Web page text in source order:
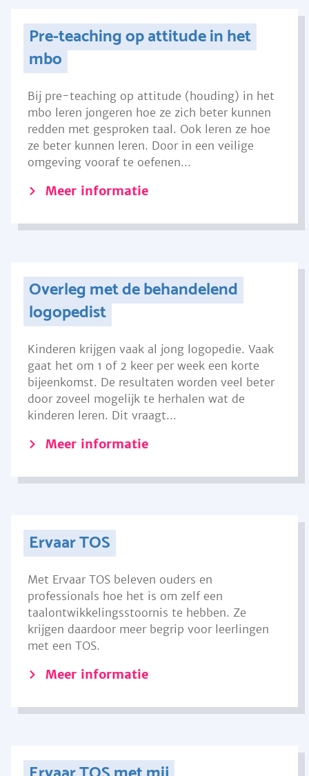
Pre-teaching op attitude in het
mbo
Bij pre-teaching op attitude (houding) in het
mbo leren jongeren hoe ze zich beter kunnen
redden met gesproken taal. Ook leren ze hoe
ze beter kunnen leren. Door in een veilige
omgeving vooraf te oefenen...
Meer informatie
Overleg met de behandelend
logopedist
Kinderen krijgen vaak al jong logopedie. Vaak
gaat het om 1 of 2 keer per week een korte
bijeenkomst. De resultaten worden veel beter
door zoveel mogelijk te herhalen wat de
kinderen leren. Dit vraagt...
Meer informatie
Ervaar TOS
Met Ervaar TOS beleven ouders en
professionals hoe het is om zelf een
taalontwikkelingsstoornis te hebben. Ze
krijgen daardoor meer begrip voor leerlingen
met een TOS.
Meer informatie